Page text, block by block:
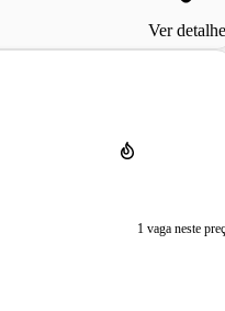
Ver
1 vaga neste